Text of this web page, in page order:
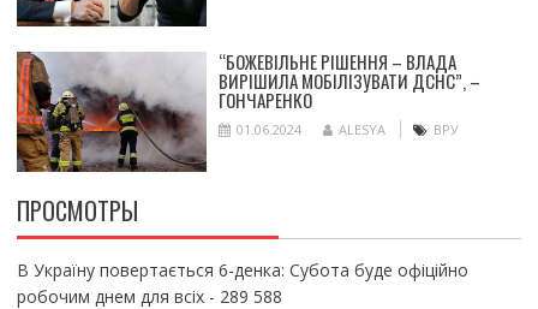
“БОЖЕВІЛЬНЕ РІШЕННЯ – ВЛАДА
ВИРІШИЛА МОБІЛІЗУВАТИ ДСНС”, –
ГОНЧАРЕНКО
01.06.2024 ALESYA ВРУ
ПРОСМОТРЫ
В Україну повертається 6-денка: Субота буде офіційно
робочим днем для всіх- 289 588